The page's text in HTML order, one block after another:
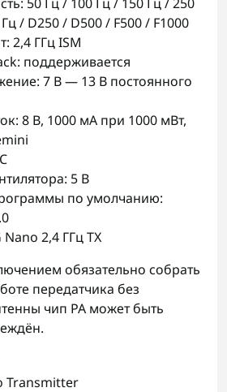
/ D250 / D500 / F500 / F1000
2,4 ГГц ISM
поддерживается
7 В — 13 В постоянного
8 В, 1000 мА при 1000 мВт,
5 В
по умолчанию:
Nano 2,4 ГГц TX
обязательно собрать
передатчика без
чип PA может быть
Transmitter